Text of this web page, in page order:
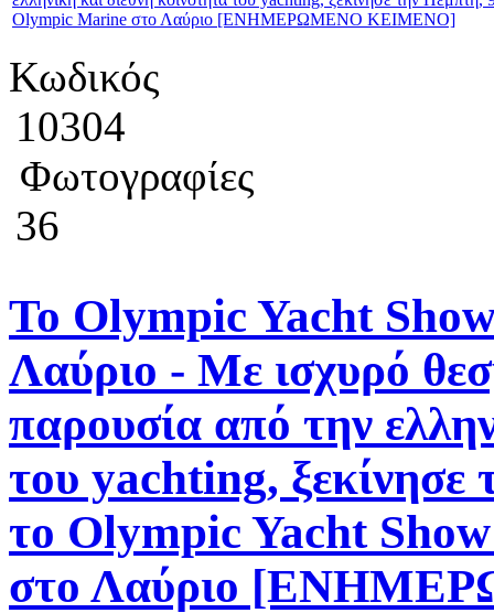
Κωδικός
10304
Φωτογραφίες
36
Το Olympic Yacht Show
Λαύριο - Με ισχυρό
παρουσία από την
του yachting,
το Olympic Yacht
στο Λαύριο